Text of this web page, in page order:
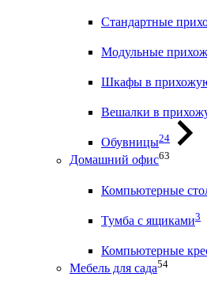
Стандартные
Модульные
Шкафы в
Вешалки в
Обувницы24
Домашний офис63
Компьютерные
Тумба с ящиками3
Компьютерные
Мебель для сада54